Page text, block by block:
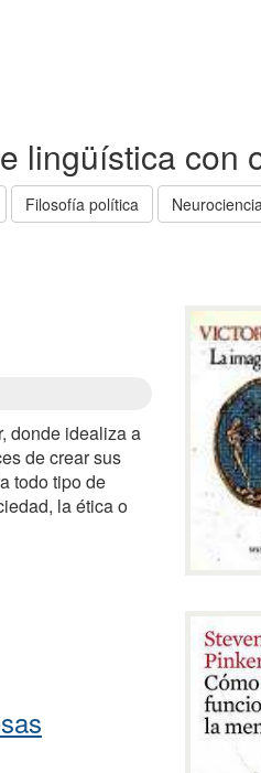
lingüística con
Filosofía política
donde idealiza a
de crear sus
todo tipo de
la ética o